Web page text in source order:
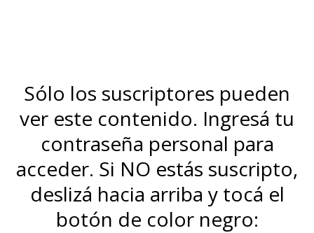
Sólo los suscriptores pueden
ver este contenido. Ingresá tu
contraseña personal para
acceder. Si NO estás suscripto,
deslizá hacia arriba y tocá el
botón de color negro: